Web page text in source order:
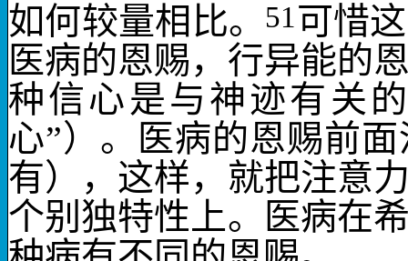
如何较量相比。
51 可惜
医病的恩赐，行异能的
种信心是与神迹有关
心”）。
医病的恩赐前
有），这样，就把注意
个别独特性上。
医病在